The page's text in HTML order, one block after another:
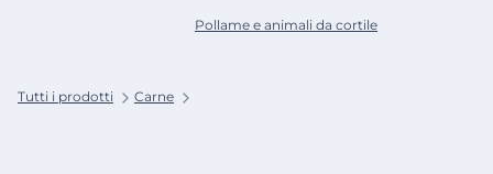
Tutti i prodotti Carne
Pollame e animali da cortile